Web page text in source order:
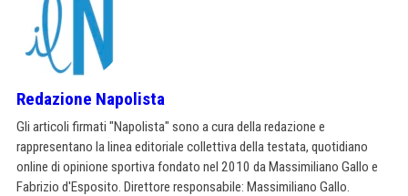
Redazione Napolista
Gli articoli firmati "Napolista" sono a cura della redazione e
rappresentano la linea editoriale collettiva della testata, quotidiano
online di opinione sportiva fondato nel 2010 da Massimiliano Gallo e
Fabrizio d'Esposito. Direttore responsabile: Massimiliano Gallo.